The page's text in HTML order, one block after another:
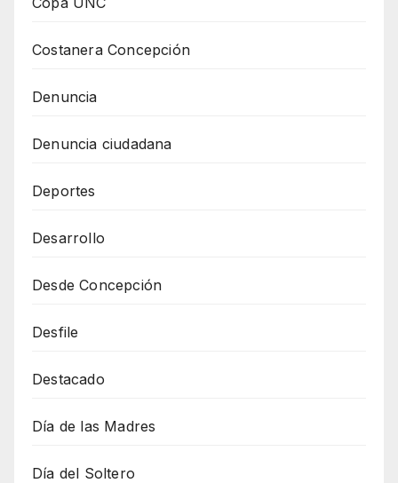
Costanera Concepción
Denuncia
Denuncia ciudadana
Deportes
Desarrollo
Desde Concepción
Desfile
Destacado
Día de las Madres
Día del Soltero